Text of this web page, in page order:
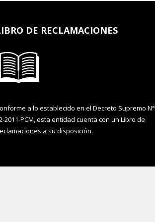
DE RECLAMACIONES
a lo establecido en el Decreto Supremo N°
2011-PCM, esta entidad cuenta con un Libro de
a su disposición.